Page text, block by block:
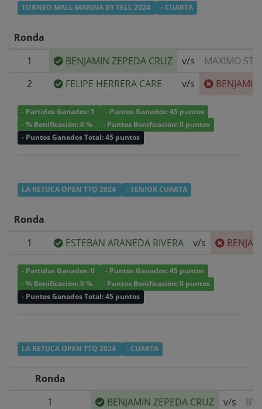
TORNEO MALL MARINA BY TELL 2024 - CUARTA
Ronda
1
BENJAMIN ZEPEDA CRUZ v/s
MAXIMO
2
FELIPE HERRERA CARE v/s
- Partidos Ganados: 1
- Puntos Ganados: 45 puntos
- % Bonificación: 0 %
- Puntos Bonificación: 0 puntos
- Puntos Ganados Total: 45 puntos
LA RETUCA OPEN TTQ 2024 - SENIOR CUARTA
Ronda
1
ESTEBAN ARANEDA RIVERA v/s
- Partidos Ganados: 0
- Puntos Ganados: 45 puntos
- % Bonificación: 0 %
- Puntos Bonificación: 0 puntos
- Puntos Ganados Total: 45 puntos
LA RETUCA OPEN TTQ 2024 - CUARTA
Ronda
1
BENJAMIN ZEPEDA CRUZ v/s
BYE